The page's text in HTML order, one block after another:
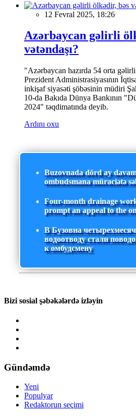
12 Fevral 2025, 18:26
Azərbaycan gəlirli
vətəndaşı?
"Azərbaycan hazırda 54 orta
Prezident Administrasiyasının
inkişaf siyasəti şöbəsinin müdiri
10-da Bakıda Dünya Bankının
2024" təqdimatında deyib.
Ardını oxu
Buzovnada dörd ay
ombudsmana müraciətə
Four-month drainage
prompt an appeal to the
В Бузовна
водоотводу стали
к омбудсмену
Bizi sosial şəbəkələrdə izləyin
Gündəmdə
Yeni
Populyar
Redaktorun seçimi